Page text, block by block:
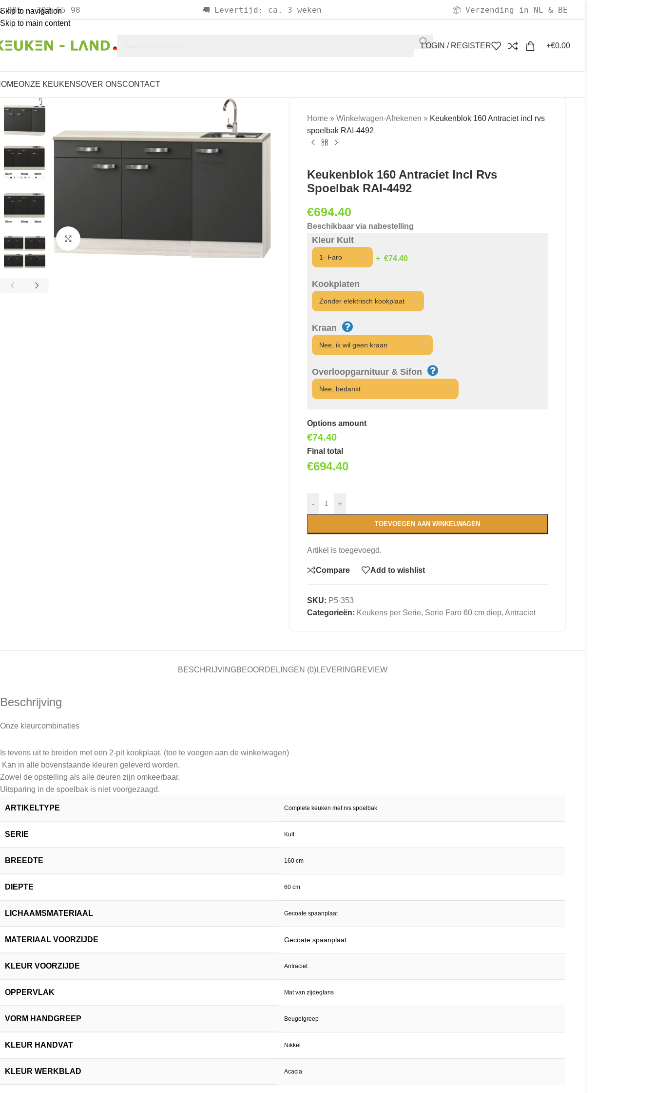
Skip to navigation
Skip to main content
085 - 303 65 98 🚚 Levertijd: ca. 3 weken 📦 Verzending in NL & BE
LOGIN / REGISTER €0.00
ONZE KEUKENSOVER ONSCONTACT
Click to enlarge
Home » Winkelwagen-Afrekenen » Keukenblok 160 Antraciet incl rvs
spoelbak RAI-4492
Keukenblok 160 Antraciet Incl Rvs
Spoelbak RAI-4492
€694.40
Beschikbaar via nabestelling
Kleur Kult
€74.40
Kookplaten
Kraan
Overloopgarnituur & Sifon
Options amount
€74.40
Final total
€694.40
- +
TOEVOEGEN AAN WINKELWAGEN
Artikel is toegevoegd.
Compare Add to wishlist
SKU: P5-353
Categorieën: Keukens per Serie, Serie Faro 60 cm diep, Antraciet
BESCHRIJVINGBEOORDELINGEN (0)LEVERINGREVIEW
Beschrijving
Onze kleurcombinaties
Is tevens uit te breiden met een 2-pit kookplaat. (toe te voegen aan de winkelwagen)
Kan in alle bovenstaande kleuren geleverd worden.
Zowel de opstelling als alle deuren zijn omkeerbaar.
Uitsparing in de spoelbak is niet voorgezaagd.
ARTIKELTYPE Complete keuken met rvs spoelbak
SERIE Kult
BREEDTE 160 cm
DIEPTE 60 cm
LICHAAMSMATERIAAL Gecoate spaanplaat
MATERIAAL VOORZIJDE Gecoate spaanplaat
KLEUR VOORZIJDE Antraciet
OPPERVLAK Mat van zijdeglans
VORM HANDGREEP Beugelgreep
KLEUR HANDVAT Nikkel
KLEUR WERKBLAD Acacia